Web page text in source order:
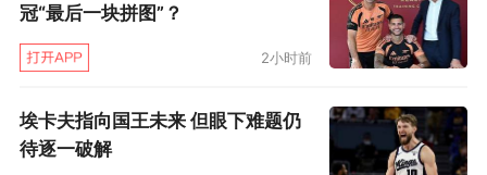
冠“最后一块拼图”？
2小时前
埃卡夫指向国王未来 但眼下难题仍
待逐一破解